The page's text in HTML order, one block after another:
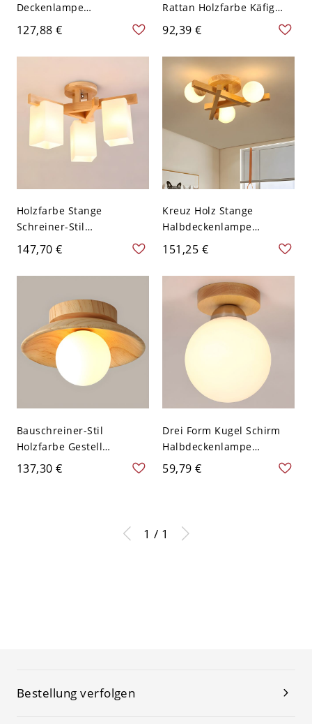
Deckenlampe
Bauschreiner Stil
Holzfarbe Gehäuse 1-Licht
Deckenleuchte - Holz
Weißlicht
127,88 €
Rattan Holzfarbe Käfig
Deckenlampe Zylinder
Schirm 1-Licht
Deckenleuchte - Holz
110V-120V 40,64 cm
92,39 €
Holzfarbe Stange
Schreiner-Stil
Halbdeckenlampe
Rechteck Schirm Windrad
Design Deckenleuchte -
147,70 €
Kreuz Holz Stange
Halbdeckenlampe
Bauschreiner-Stil Radial
Holzfarbe Deckenleuchte -
Holz 110V-120V 3
151,25 €
Bauschreiner-Stil
Holzfarbe Gestell
Halbdeckenlampe Kugel
1-Kopf Deckenleuchte aus
137,30 €
Drei Form Kugel Schirm
Halbdeckenlampe
Bauschreiner-Stil
Holzfarbe Holz 1-Kopf
59,79 €
1 / 1
Bestellung verfolgen